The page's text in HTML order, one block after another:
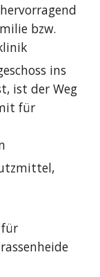
bzw.
ins
ist der Weg
für
für